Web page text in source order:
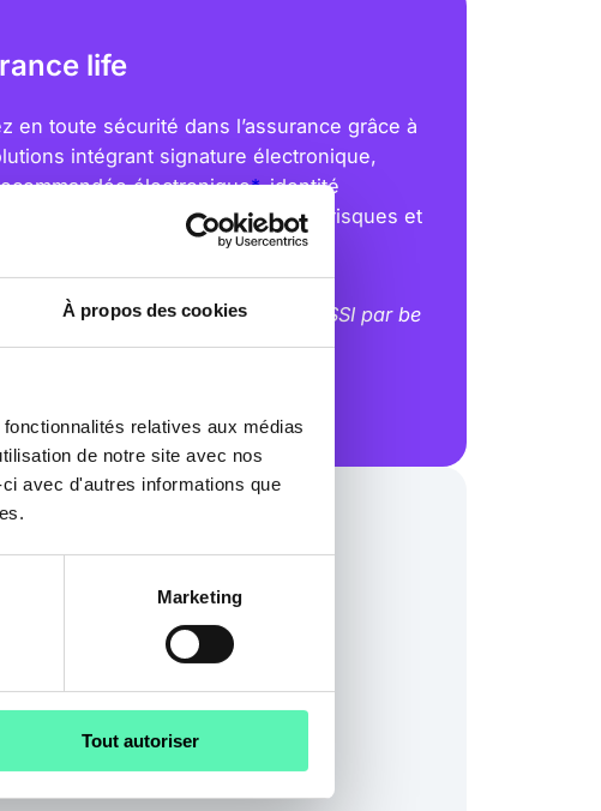
À propos des cookies
relatives aux médias
de notre site avec nos
avec d'autres informations que
Marketing
Tout autoriser
life
en toute sécurité dans l’assurance grâce à
intégrant signature électronique,
électronique*, identité
et wallet mobile. Maîtrisez les risques et
aux attentes de vos clients.
de qualification auprès de l’ANSSI par be
Solutions France